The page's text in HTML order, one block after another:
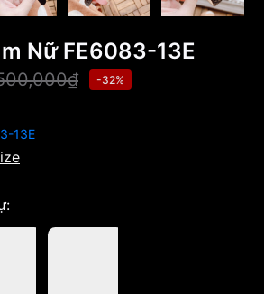
Nữ FE6083-13E
-32%
13E